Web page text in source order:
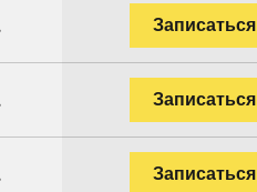
Записаться
Записаться
Записаться